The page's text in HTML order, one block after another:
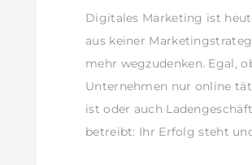
Digitales Marketing ist
aus keiner
mehr wegzudenken. Egal,
Unternehmen nur online
ist oder auch
betreibt: Ihr Erfolg steht